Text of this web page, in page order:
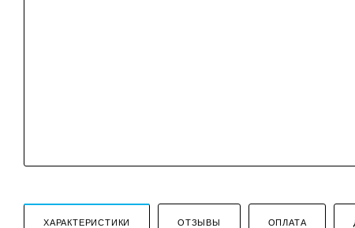
ХАРАКТЕРИСТИКИ ОТЗЫВЫ ОПЛАТА